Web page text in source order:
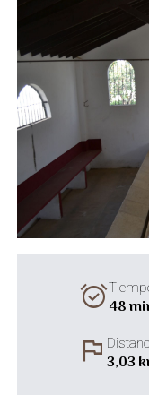
alarm_on48
flag 3,03